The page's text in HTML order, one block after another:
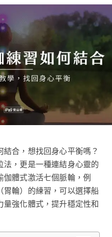
合，想找回身心平衡嗎？
法，更是一種連結身心靈的
伽體式激活七個脈輪，例
胃輪）的練習，可以選擇船
量強化體式，提升穩定性和